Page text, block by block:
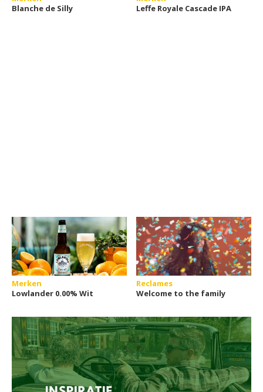
Blanche de Silly
Leffe Royale Cascade IPA
Merken
Lowlander 0.00% Wit
Reclames
Welcome to the family